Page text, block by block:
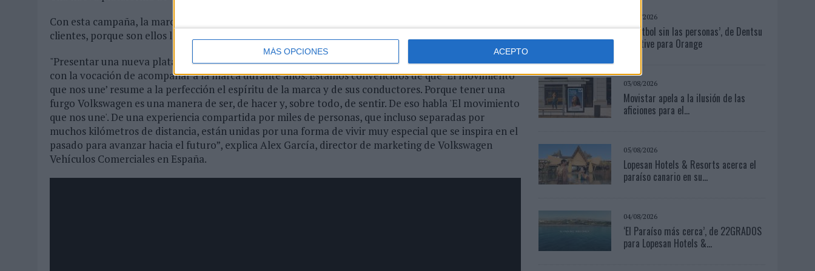
MÁS OPCIONES ACEPTO
Con esta campaña, la marca reafirma su compromiso con la autenticidad y la diversidad de sus
clientes, porque son ellos los que hacen posible ’El movimiento que nos une’.
"Presentar una nueva plataforma de comunicación es siempre una gran responsabilidad, ya que nace
con la vocación de acompañar a la marca durante años. Estamos convencidos de que ‘El movimiento
que nos une’ resume a la perfección el espíritu de la marca y de sus conductores. Porque tener una
furgo Volkswagen es una manera de ser, de hacer y, sobre todo, de sentir. De eso habla 'El movimiento
que nos une'. De una experiencia compartida por miles de personas, que incluso separadas por
muchos kilómetros de distancia, están unidas por una forma de vivir muy especial que se inspira en el
pasado para avanzar hacia el futuro”, explica Alex García, director de marketing de Volkswagen
Vehículos Comerciales en España.
04/08/2026
‘El fútbol sin las personas’, de Dentsu
Creative para Orange
03/08/2026
Movistar apela a la ilusión de las
aficiones para el...
05/08/2026
Lopesan Hotels & Resorts acerca el
paraíso canario en su...
04/08/2026
‘El Paraíso más cerca’, de 22GRADOS
para Lopesan Hotels &...